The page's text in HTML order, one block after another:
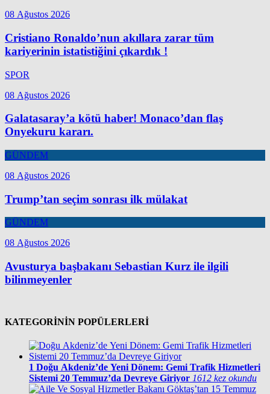
08 Ağustos 2026
Cristiano Ronaldo’nun akıllara zarar tüm
kariyerinin istatistiğini çıkardık !
SPOR
08 Ağustos 2026
Galatasaray’a kötü haber! Monaco’dan flaş
Onyekuru kararı.
GÜNDEM
08 Ağustos 2026
Trump’tan seçim sonrası ilk mülakat
GÜNDEM
08 Ağustos 2026
Avusturya başbakanı Sebastian Kurz ile ilgili
bilinmeyenler
KATEGORİNİN POPÜLERLERİ
1 Doğu Akdeniz’de Yeni Dönem: Gemi Trafik Hizmetleri
Sistemi 20 Temmuz’da Devreye Giriyor 1612 kez okundu